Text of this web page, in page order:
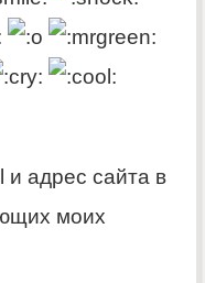
адрес сайта в
моих